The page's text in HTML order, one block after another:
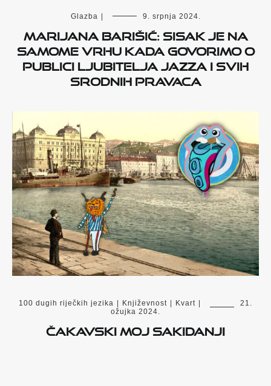
Glazba 9. srpnja 2024.
Marijana Barišić: Sisak je na
samome vrhu kada govorimo o
publici ljubitelja jazza i svih
srodnih pravaca
100 dugih riječkih jezika Književnost Kvart
21.
ožujka 2024.
Čakavski moj sakidanji